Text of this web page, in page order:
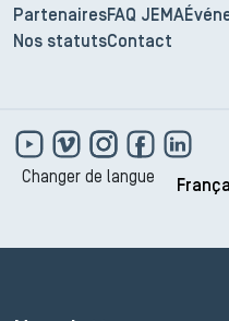
PartenairesFAQ JEMA
Nos statutsContact
Changer de langue